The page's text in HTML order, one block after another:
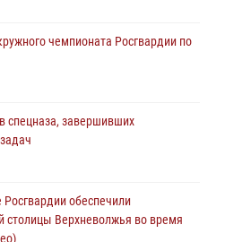
чемпионата Росгвардии по
на дороге в городе Кашин
чемпионата Росгвардии по
спецназа, завершивших
обеспечили
столицы Верхневолжья во время